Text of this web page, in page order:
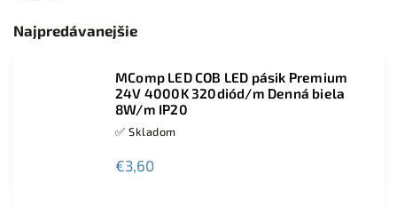
Najpredávanejšie
MComp LED COB LED pásik Premium
24V 4000K 320diód/m Denná biela
8W/m IP20
✅ Skladom
€3,60